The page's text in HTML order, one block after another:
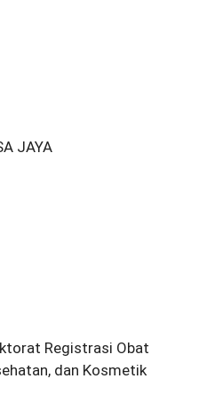
JAYA
Registrasi Obat
dan Kosmetik